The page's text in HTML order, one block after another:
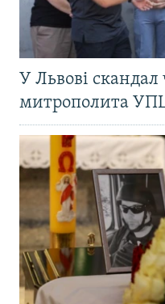
У Львові скандал
митрополита